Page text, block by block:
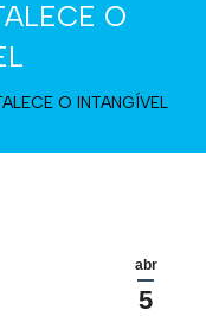
O
O INTANGÍVEL
abr
5